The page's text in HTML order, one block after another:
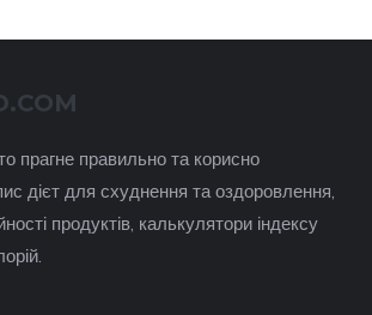
прагне правильно та корисно
дієт для схуднення та оздоровлення,
продуктів, калькулятори індексу